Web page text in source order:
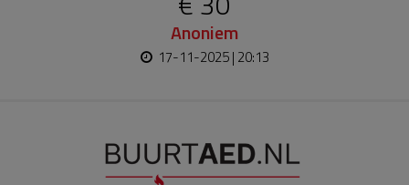
Anoniem
17-11-2025 | 20:13